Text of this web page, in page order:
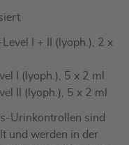
I + II (lyoph.), 2 x
I (lyoph.), 5 x 2 ml
II (lyoph.), 5 x 2 ml
Urinkontrollen sind
und werden in der